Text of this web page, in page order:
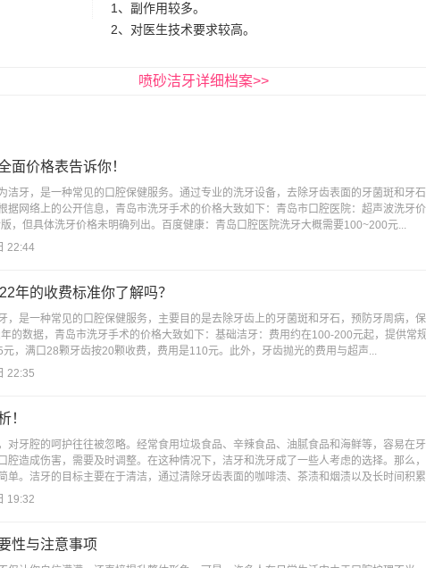
1、副作用较多。
2、对医生技术要求较高。
喷砂洁牙详细档案>>
面价格表告诉你！
洁牙，是一种常见的口腔保健服务。通过专业的洗牙设备，去除牙齿表面的牙菌斑和牙
据网络上的公开信息，青岛市洗牙手术的价格大致如下：青岛市口腔医院：超声波洗牙
，但具体洗牙价格未明确列出。百度健康：青岛口腔医院洗牙大概需要100~200元...
22:44
年的收费标准你了解吗？
，是一种常见的口腔保健服务，主要目的是去除牙齿上的牙菌斑和牙石，预防牙周病，
的数据，青岛市洗牙手术的价格大致如下：基础洁牙：费用约在100-200元起，提供常
，满口28颗牙齿按20颗收费，费用是110元。此外，牙齿抛光的费用与超声...
22:35
！
对牙腔的呵护往往被忽略。经常食用垃圾食品、辛辣食品、油腻食品和海鲜等，容易在
腔造成伤害，需要及时调整。在这种情况下，洁牙和洗牙成了一些人考虑的选择。那么
单。洁牙的目标主要在于清洁，通过清除牙齿表面的咖啡渍、茶渍和烟渍以及长时间积
19:32
性与注意事项